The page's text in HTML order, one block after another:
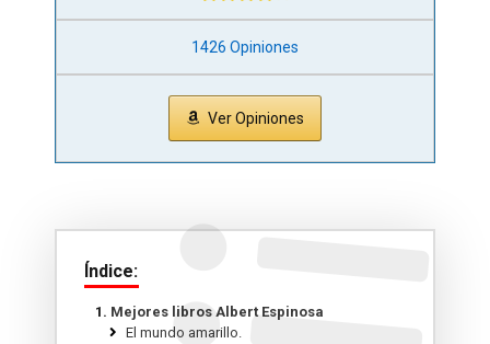
1426 Opiniones
Ver Opiniones
Índice:
Mejores libros Albert Espinosa
El mundo amarillo.